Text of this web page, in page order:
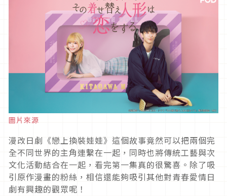
圖片來源
漫改日劇《戀上換裝娃娃》這個故事竟然可以把兩個完
全不同世界的主角連繫在一起，同時也將傳統工藝與次
文化活動結合在一起，看完第一集真的很驚喜。除了吸
引原作漫畫的粉絲，相信還能夠吸引其他對青春愛情日
劇有興趣的觀眾呢！